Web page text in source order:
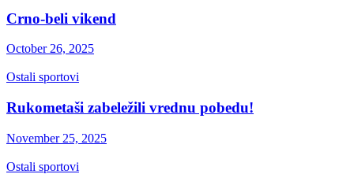
Crno-beli vikend
October 26, 2025
Ostali sportovi
Rukometaši zabeležili vrednu pobedu!
November 25, 2025
Ostali sportovi